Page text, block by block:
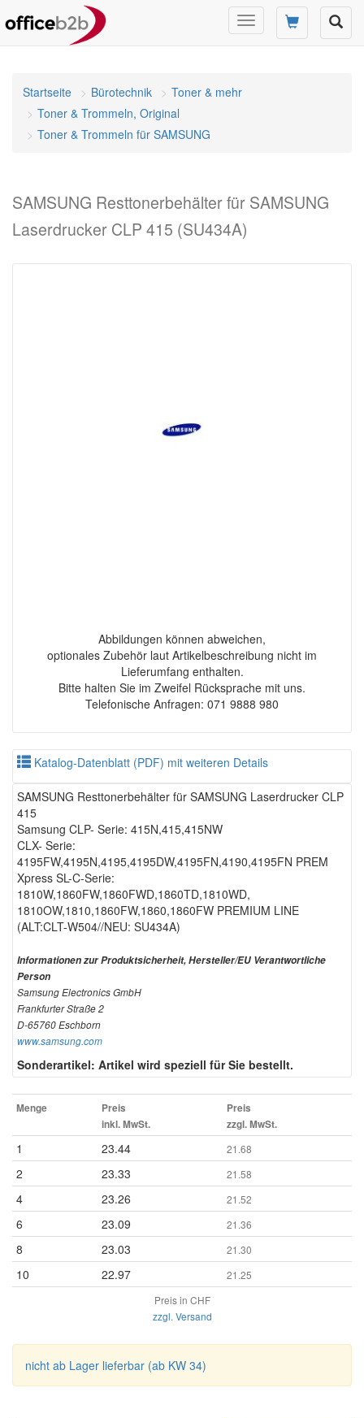
Navigation
umschalten
Startseite Bürotechnik
Toner & mehr
Toner & Trommeln, Original
Toner & Trommeln für SAMSUNG
SAMSUNG Resttonerbehälter für SAMSUNG
Laserdrucker CLP 415 (SU434A)
Abbildungen können abweichen,
optionales Zubehör laut Artikelbeschreibung nicht im
Lieferumfang enthalten.
Bitte halten Sie im Zweifel Rücksprache mit uns.
Telefonische Anfragen: 071 9888 980
Katalog-Datenblatt (PDF) mit weiteren Details
SAMSUNG Resttonerbehälter für SAMSUNG Laserdrucker CLP
415
Samsung CLP- Serie: 415N,415,415NW
CLX- Serie:
4195FW,4195N,4195,4195DW,4195FN,4190,4195FN PREM
Xpress SL-C-Serie:
1810W,1860FW,1860FWD,1860TD,1810WD,
1810OW,1810,1860FW,1860,1860FW PREMIUM LINE
(ALT:CLT-W504//NEU: SU434A)
Informationen zur Produktsicherheit, Hersteller/EU Verantwortliche
Person
Samsung Electronics GmbH
Frankfurter Straße 2
D-65760 Eschborn
www.samsung.com
Sonderartikel: Artikel wird speziell für Sie bestellt.
Menge
Preis
inkl. MwSt.
Preis
zzgl. MwSt.
1 23.44 21.68
2 23.33 21.58
4 23.26 21.52
6 23.09 21.36
8 23.03 21.30
10 22.97
21.25
Preis in CHF
zzgl. Versand
nicht ab Lager lieferbar (ab KW 34)